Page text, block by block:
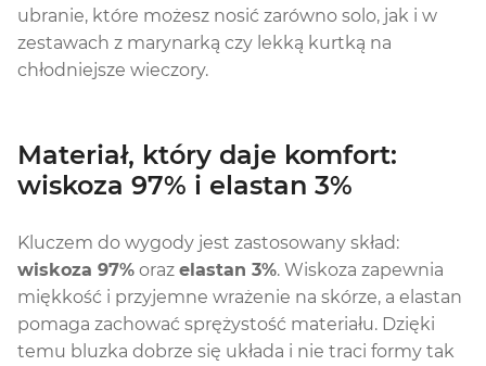
ubranie, które możesz nosić zarówno solo, jak i w
zestawach z marynarką czy lekką kurtką na
chłodniejsze wieczory.
Materiał, który daje komfort:
wiskoza 97% i elastan 3%
Kluczem do wygody jest zastosowany skład:
wiskoza 97% oraz elastan 3%. Wiskoza zapewnia
miękkość i przyjemne wrażenie na skórze, a elastan
pomaga zachować sprężystość materiału. Dzięki
temu bluzka dobrze się układa i nie traci formy tak